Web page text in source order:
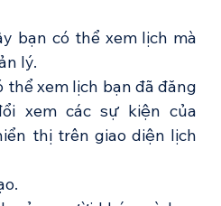
bạn có thể xem lịch mà
lý.
thể xem lịch bạn đã đăng
xem các sự kiện của
thị trên giao diện lịch